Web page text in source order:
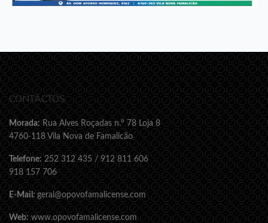
CONTACTOS
Morada: Rua Alves Roçadas n.º 78 Loja 8
4760-118 Vila Nova de Famalicão
Telefone: 252 312 435 / 912 811 606
918 157 706
E-Mail: geral@opovofamalicense.com
Web: www.opovofamalicense.com